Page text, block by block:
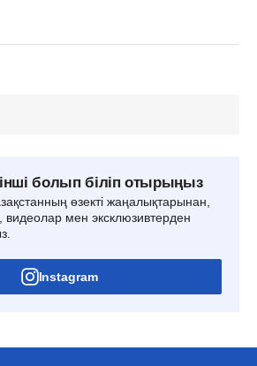
болып біліп отырыңыз
өзекті жаңалықтарынан,
видеолар мен эксклюзивтерден
Instagram